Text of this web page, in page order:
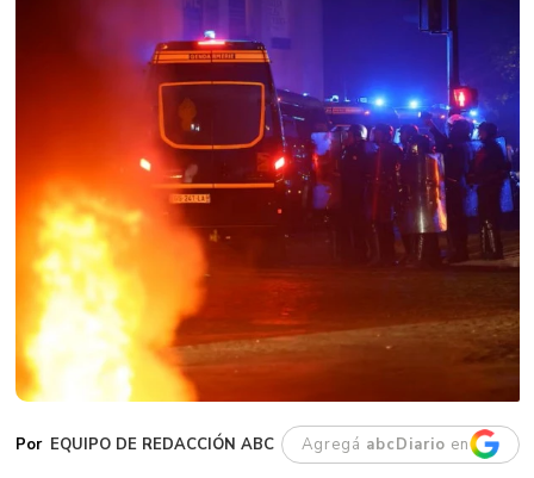
EQUIPO DE REDACCIÓN ABC Agregá abcDiario en